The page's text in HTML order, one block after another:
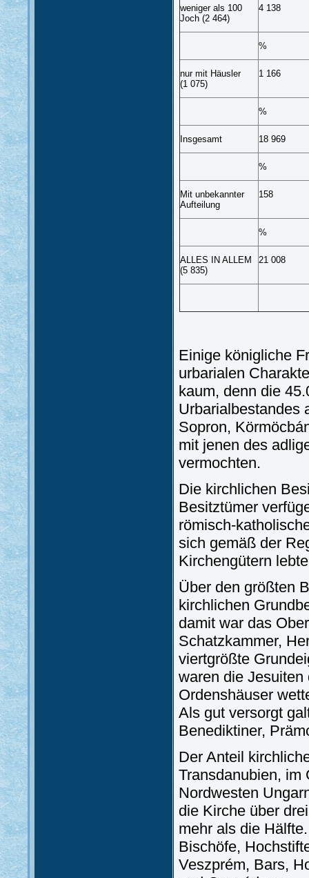
weniger als 100
Joch (2 464)
4 138
%
nur mit Häusler
(1 075)
1 166
%
Insgesamt 18 969
%
Mit unbekannter
Aufteilung
158
%
ALLES IN ALLEM
(5 835)
21 008
Einige königliche
urbarialen
kaum, denn die
Urbarialbestandes
Sopron,
mit jenen des
vermochten.
Die kirchlichen
Besitztümer
römisch-
sich gemäß der
Kirchengütern
Über den größten
kirchlichen
damit war das
Schatzkammer,
viertgrößte
waren die
Ordenshäuser
Als gut versorgt
Benediktiner,
Der Anteil
Transdanubien, im
Nordwesten
die Kirche über
mehr als die
Bischöfe,
Veszprém, Bars,